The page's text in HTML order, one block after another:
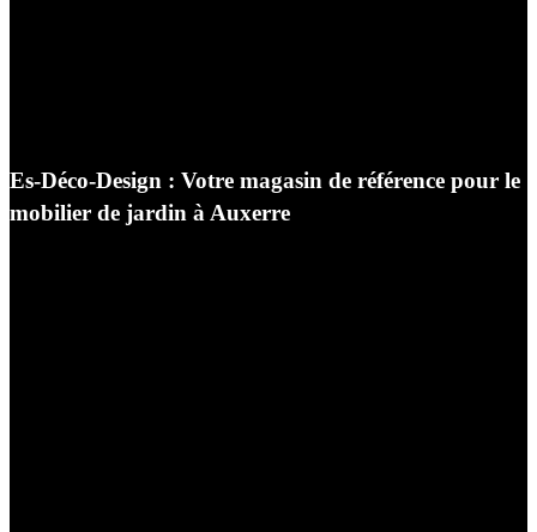
Es-Déco-Design : Votre magasin de référence pour le
mobilier de jardin à Auxerre